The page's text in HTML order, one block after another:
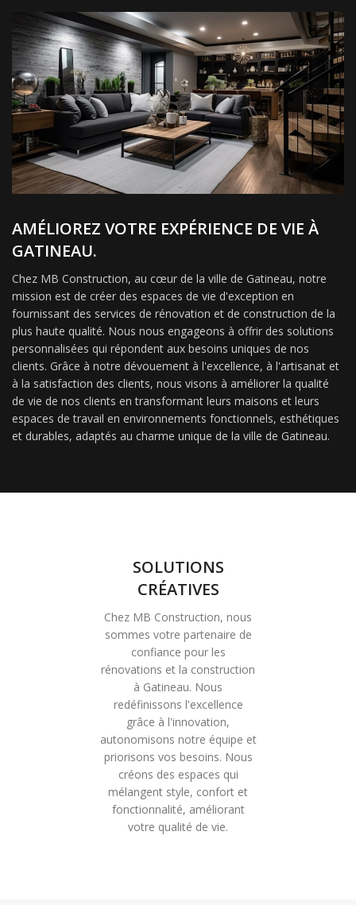
AMÉLIOREZ VOTRE EXPÉRIENCE DE VIE À
GATINEAU.
Chez MB Construction, au cœur de la ville de Gatineau, notre
mission est de créer des espaces de vie d'exception en
fournissant des services de rénovation et de construction de la
plus haute qualité. Nous nous engageons à offrir des solutions
personnalisées qui répondent aux besoins uniques de nos
clients. Grâce à notre dévouement à l'excellence, à l'artisanat et
à la satisfaction des clients, nous visons à améliorer la qualité
de vie de nos clients en transformant leurs maisons et leurs
espaces de travail en environnements fonctionnels, esthétiques
et durables, adaptés au charme unique de la ville de Gatineau.
SOLUTIONS
CRÉATIVES
Chez MB Construction, nous
sommes votre partenaire de
confiance pour les
rénovations et la construction
à Gatineau. Nous
redéfinissons l'excellence
grâce à l'innovation,
autonomisons notre équipe et
priorisons vos besoins. Nous
créons des espaces qui
mélangent style, confort et
fonctionnalité, améliorant
votre qualité de vie.